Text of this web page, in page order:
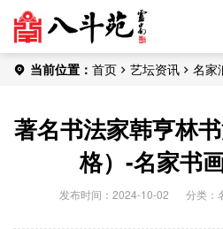
当前位置： 首页 艺坛资讯 名家
著名书法家韩亨林
格）-名家书
发布时间：2024-10-02 分类：